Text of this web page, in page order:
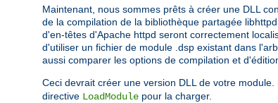
Maintenant, nous sommes prêts à créer une DLL
de la compilation de la bibliothèque partagée
d'en-têtes d'Apache httpd seront correctement
d'utiliser un fichier de module .dsp existant dans
aussi comparer les options de compilation et
Ceci devrait créer une version DLL de votre
directive LoadModule pour la charger.